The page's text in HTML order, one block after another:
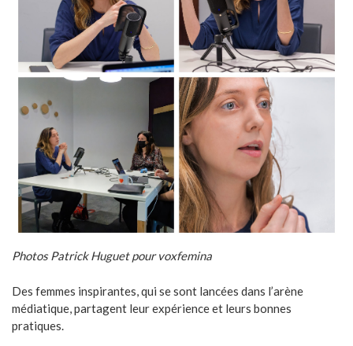
Photos Patrick Huguet pour voxfemina
Des femmes inspirantes, qui se sont lancées dans l’arène
médiatique, partagent leur expérience et leurs bonnes
pratiques.